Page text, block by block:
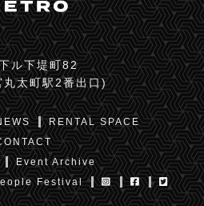
ル下堤町82
太町駅2番出口)
RENTAL SPACE
Event Archive
Festival